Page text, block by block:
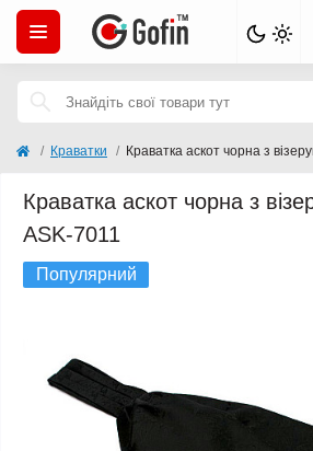
Краватки Краватка аскот чорна з
Краватка аскот чорна з
ASK-7011
Популярний